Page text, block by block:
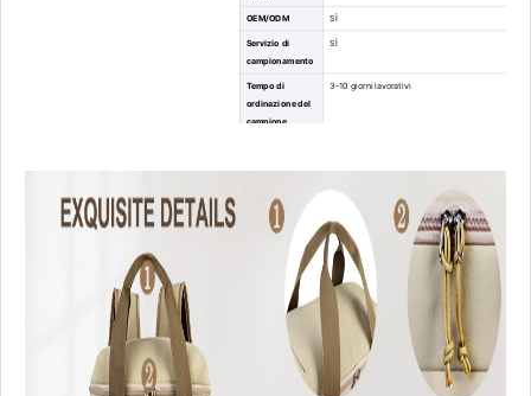
OEM/ODM SÌ
Servizio di
campionamento
SÌ
Tempo di
ordinazione del
campione
3-10 giorni lavorativi
Utilizzo Mantenere cibi, bevande e vino freddi o caldi
Luogo di origine Xiamen, Cina
Xiamen
Tecnologia schiuma spessa e foglio di alluminio per
Vantaggio Prodotti e servizi di alta qualità
Bonifico bancario, lettera di credito, Money Gram,
commerciale